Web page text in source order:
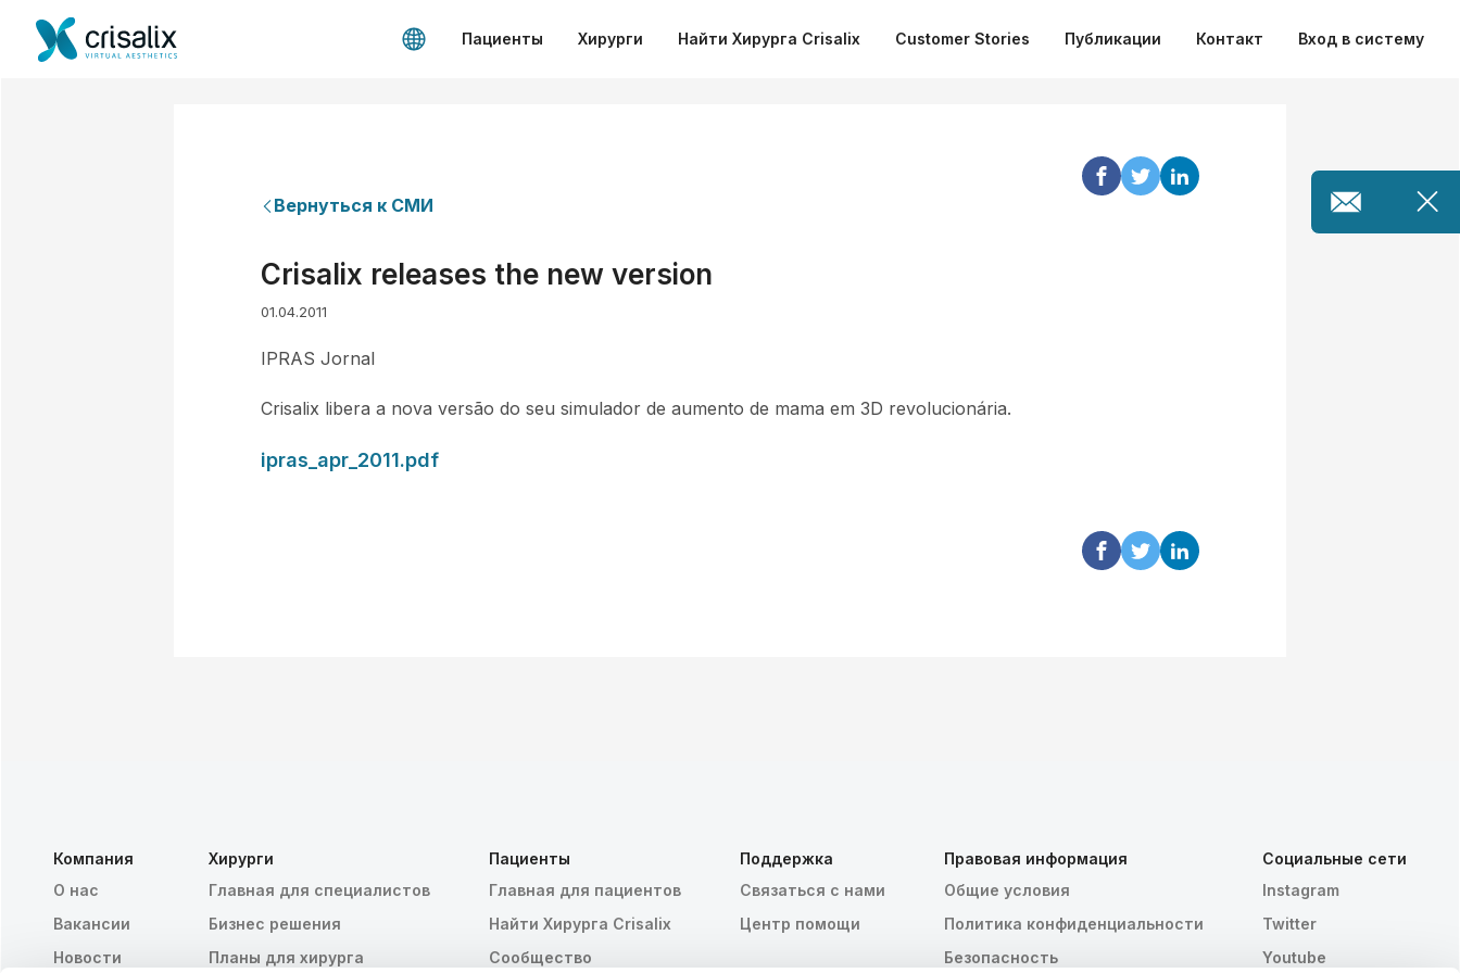
Пациенты Хирурги Найти Хирурга Crisalix Customer Stories Публикации Контакт Вход в систему
Вернуться к СМИ
Crisalix releases the new version
01.04.2011
IPRAS Jornal
Crisalix libera a nova versão do seu simulador de aumento de mama em 3D revolucionária.
ipras_apr_2011.pdf
Компания
О нас
Вакансии
Новости
Хирурги
Главная для специалистов
Бизнес решения
Планы для хирурга
Пациенты
Главная для пациентов
Найти Хирурга Crisalix
Сообщество
Поддержка
Связаться с нами
Центр помощи
Правовая информация
Общие условия
Политика конфиденциальности
Безопасность
Социальные сети
Instagram
Twitter
Youtube